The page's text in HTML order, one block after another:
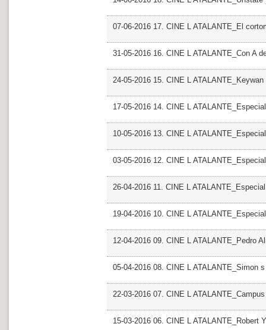
07-06-2016 17. CINE L ATALANTE_El
31-05-2016 16. CINE L ATALANTE_Con A
24-05-2016 15. CINE L
17-05-2016 14. CINE L
10-05-2016 13. CINE L
03-05-2016 12. CINE L
26-04-2016 11. CINE L
19-04-2016 10. CINE L
12-04-2016 09. CINE L ATALANTE_Pedro
05-04-2016 08. CINE L ATALANTE_Simon
22-03-2016 07. CINE L
15-03-2016 06. CINE L ATALANTE_Robert